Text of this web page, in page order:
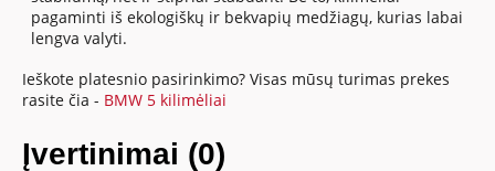
pagaminti iš ekologiškų ir bekvapių medžiagų, kurias labai
lengva valyti.
Ieškote platesnio pasirinkimo? Visas mūsų turimas prekes
rasite čia - BMW 5 kilimėliai
Įvertinimai (0)